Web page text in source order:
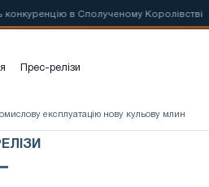
в Сполученому Королівстві
Прес-релізи
експлуатацію нову кульову млин